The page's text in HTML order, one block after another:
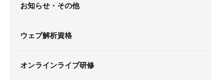
お知らせ・その他
ウェブ解析資格
オンラインライブ研修